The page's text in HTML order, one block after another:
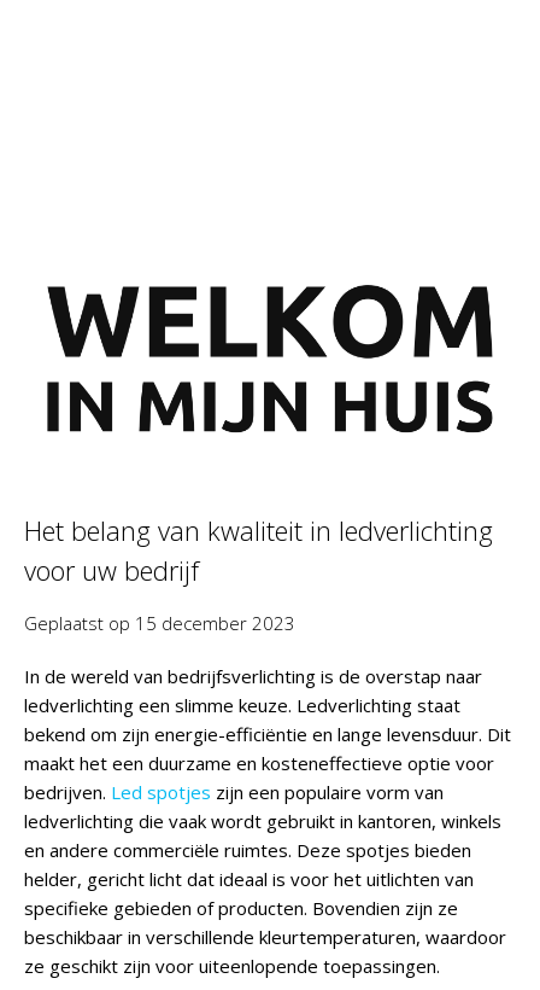
Het belang van kwaliteit in ledverlichting
voor uw bedrijf
Geplaatst op 15 december 2023
In de wereld van bedrijfsverlichting is de overstap naar
ledverlichting een slimme keuze. Ledverlichting staat
bekend om zijn energie-efficiëntie en lange levensduur. Dit
maakt het een duurzame en kosteneffectieve optie voor
bedrijven. Led spotjes zijn een populaire vorm van
ledverlichting die vaak wordt gebruikt in kantoren, winkels
en andere commerciële ruimtes. Deze spotjes bieden
helder, gericht licht dat ideaal is voor het uitlichten van
specifieke gebieden of producten. Bovendien zijn ze
beschikbaar in verschillende kleurtemperaturen, waardoor
ze geschikt zijn voor uiteenlopende toepassingen.